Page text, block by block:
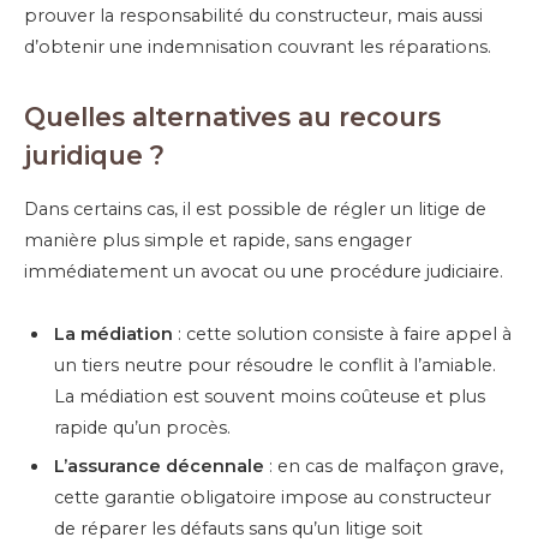
prouver la responsabilité du constructeur, mais aussi
d’obtenir une indemnisation couvrant les réparations.
Quelles alternatives au recours
juridique ?
Dans certains cas, il est possible de régler un litige de
manière plus simple et rapide, sans engager
immédiatement un avocat ou une procédure judiciaire.
La médiation : cette solution consiste à faire appel à
un tiers neutre pour résoudre le conflit à l’amiable.
La médiation est souvent moins coûteuse et plus
rapide qu’un procès.
L’assurance décennale : en cas de malfaçon grave,
cette garantie obligatoire impose au constructeur
de réparer les défauts sans qu’un litige soit